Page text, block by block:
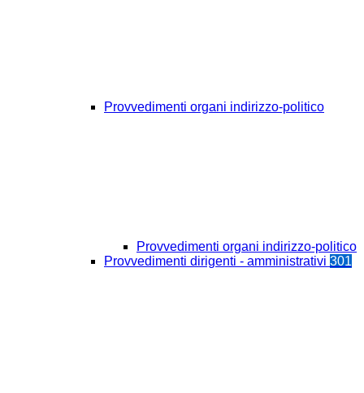
Provvedimenti organi indirizzo-politico
Provvedimenti organi indirizzo-politico
Provvedimenti dirigenti - amministrativi 301